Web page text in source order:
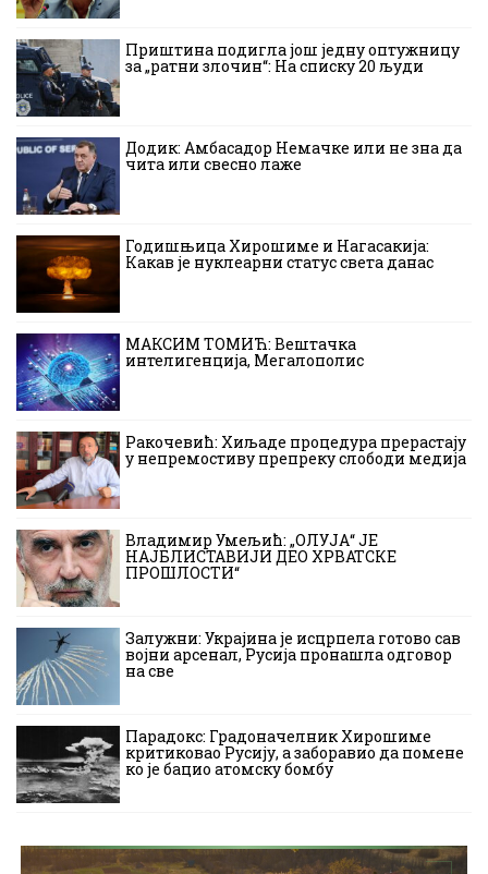
Приштина подигла још једну оптужницу
за „ратни злочин“: На списку 20 људи
Додик: Амбасадор Немачке или не зна да
чита или свесно лаже
Годишњица Хирошиме и Нагасакија:
Какав је нуклеарни статус света данас
МАКСИМ ТОМИЋ: Вештачка
интелигенција, Мегалополис
Ракочевић: Хиљаде процедура прерастају
у непремостиву препреку слободи медија
Владимир Умељић: „ОЛУЈА“ ЈЕ
НАЈБЛИСТАВИЈИ ДЕО ХРВАТСКЕ
ПРОШЛОСТИ“
Залужни: Украјина је исцрпела готово сав
војни арсенал, Русија пронашла одговор
на све
Парадокс: Градоначелник Хирошиме
критиковао Русију, а заборавио да помене
ко је бацио атомску бомбу